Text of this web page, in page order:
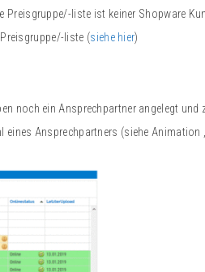
liste ist keiner Shopware
liste (siehe hier)
noch ein Ansprechpartner angelegt und
eines Ansprechpartners (siehe